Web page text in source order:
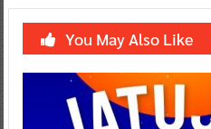
You May Also Like